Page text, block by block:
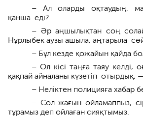
– Ал оларды оқтаудың,
қанша еді?
– Әр аңшылықтан соң
Нұрлыбек аузы ашыла, аңтарыла
– Бұл кезде қожайын қайда
– Ол кісі таңға таяу келді,
қақпай айналаны күзе­тіп отырдық,
– Неліктен полицияға хабар
– Сол жағын ойламаппыз,
тұрамыз деп ойлаған сияқтымыз.